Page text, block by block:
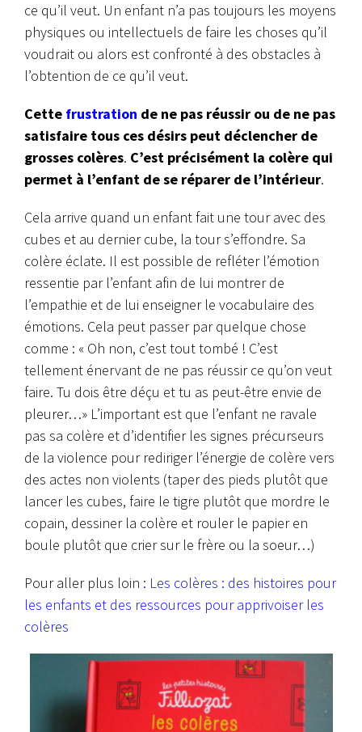
ce qu’il veut. Un enfant n’a pas toujours les moyens
physiques ou intellectuels de faire les choses qu’il
voudrait ou alors est confronté à des obstacles à
l’obtention de ce qu’il veut.
Cette frustration de ne pas réussir ou de ne pas
satisfaire tous ces désirs peut déclencher de
grosses colères. C’est précisément la colère qui
permet à l’enfant de se réparer de l’intérieur.
Cela arrive quand un enfant fait une tour avec des
cubes et au dernier cube, la tour s’effondre. Sa
colère éclate. Il est possible de refléter l’émotion
ressentie par l’enfant afin de lui montrer de
l’empathie et de lui enseigner le vocabulaire des
émotions. Cela peut passer par quelque chose
comme : « Oh non, c’est tout tombé ! C’est
tellement énervant de ne pas réussir ce qu’on veut
faire. Tu dois être déçu et tu as peut-être envie de
pleurer…» L’important est que l’enfant ne ravale
pas sa colère et d’identifier les signes précurseurs
de la violence pour rediriger l’énergie de colère vers
des actes non violents (taper des pieds plutôt que
lancer les cubes, faire le tigre plutôt que mordre le
copain, dessiner la colère et rouler le papier en
boule plutôt que crier sur le frère ou la soeur…)
Pour aller plus loin : Les colères : des histoires pour
les enfants et des ressources pour apprivoiser les
colères